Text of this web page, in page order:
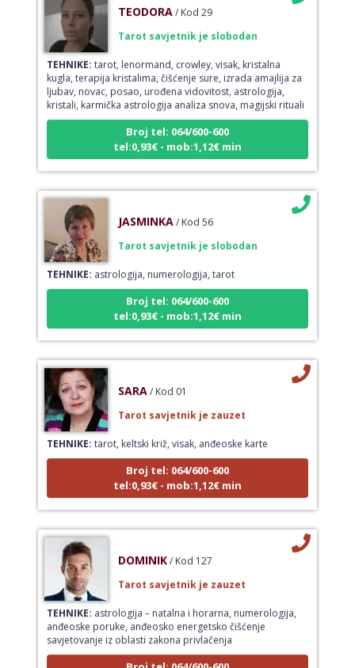
TEHNIKE:tarot, lenormand, crowley, visak, kristalna
kugla, terapija kristalima, čišćenje sure, izrada amajlija za
ljubav, novac, posao, urođena vidovitost, astrologija,
kristali, karmička astrologija analiza snova, magijski rituali
Broj tel: 064/600-600
tel:0,93€ - mob:1,12€ min
Tarot savjetnik je slobodan
TEHNIKE:astrologija, numerologija, tarot
Broj tel: 064/600-600
tel:0,93€ - mob:1,12€ min
TEHNIKE:tarot, keltski križ, visak, anđeoske karte
Broj tel: 064/600-600
tel:0,93€ - mob:1,12€ min
TEHNIKE:astrologija – natalna i horarna, numerologija,
anđeoske poruke, anđeosko energetsko čišćenje
savjetovanje iz oblasti zakona privlačenja
Broj tel: 064/600-600